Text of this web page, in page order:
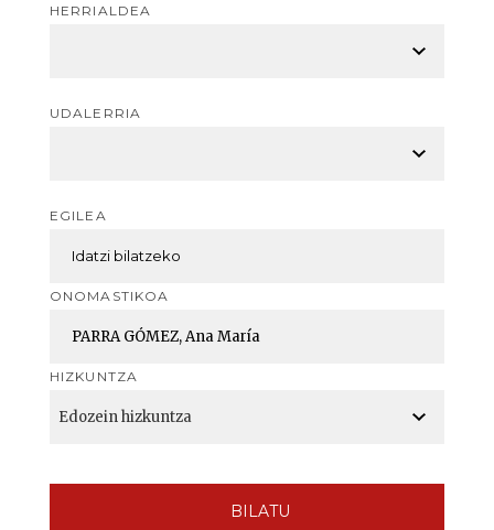
HERRIALDEA
UDALERRIA
EGILEA
ONOMASTIKOA
HIZKUNTZA
BILATU